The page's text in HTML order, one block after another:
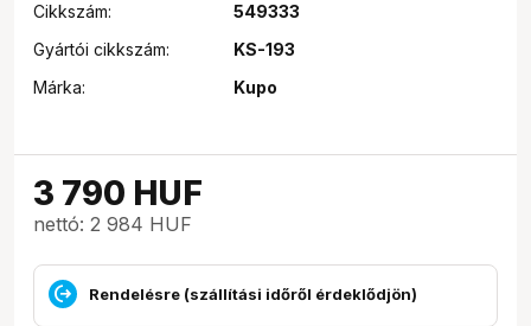
Cikkszám:
549333
Gyártói cikkszám:
KS-193
Márka:
Kupo
3 790 HUF
nettó: 2 984 HUF
Rendelésre (szállítási időről érdeklődjön)